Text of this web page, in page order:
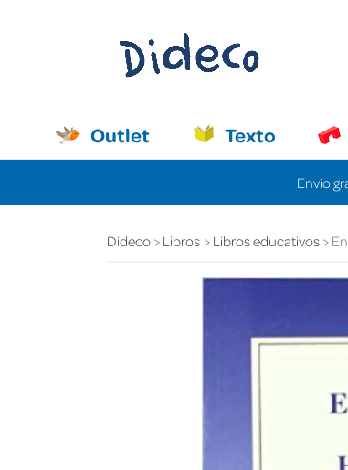
Outlet Texto
Envío
Dideco Libros Libros educativos